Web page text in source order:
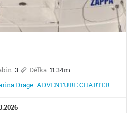
3 Délka: 11.34m
Drage ADVENTURE CHARTER